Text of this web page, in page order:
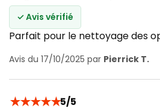
✓ Avis vérifié
Parfait pour le nettoyage des
Avis du 17/10/2025 par Pierrick T.
★★★★★5/5